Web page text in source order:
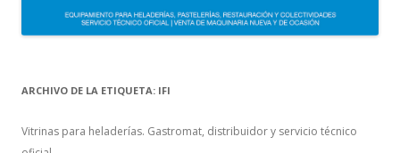
ARCHIVO DE LA ETIQUETA: IFI
Vitrinas para heladerías. Gastromat, distribuidor y servicio técnico